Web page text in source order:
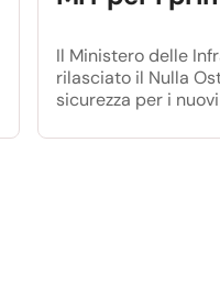
Il Ministero delle
rilasciato il Nulla
sicurezza per i
che certifica la